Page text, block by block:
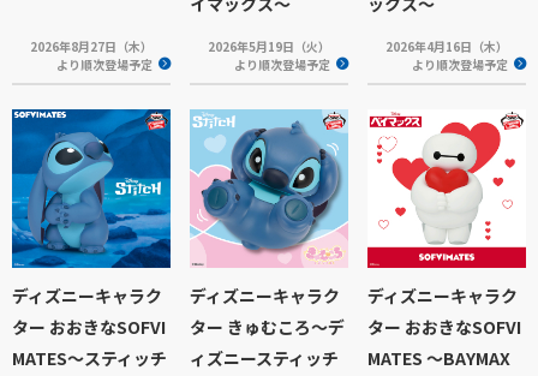
2026年8月27日（木）
より順次登場予定
2026年5月19日（火）
より順次登場予定
2026年4月16日（木）
より順次登場予定
ディズニーキャラク
ター おおきなSOFVI
MATES～スティッチ
ディズニーキャラク
ター きゅむころ～デ
ィズニースティッチ
ディズニーキャラク
ター おおきなSOFVI
MATES ～BAYMAX